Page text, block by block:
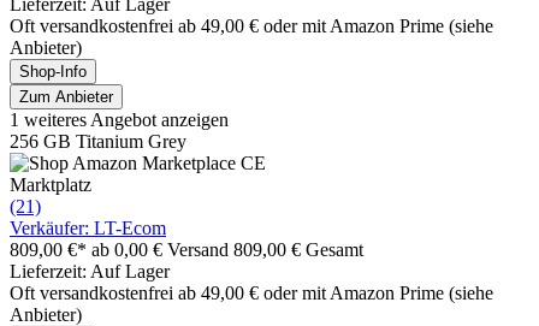
Oft versandkostenfrei ab 49,00 € oder mit Amazon Prime (siehe
Anbieter)
Shop-Info
Zum Anbieter
1 weiteres Angebot anzeigen
256 GB Titanium Grey
Marktplatz
(21)
Verkäufer: LT-Ecom
809,00 €* ab 0,00 € Versand 809,00 € Gesamt
Lieferzeit: Auf Lager
Oft versandkostenfrei ab 49,00 € oder mit Amazon Prime (siehe
Anbieter)